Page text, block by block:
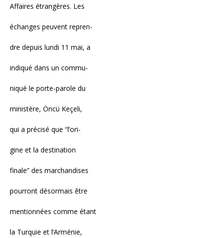
Affaires étrangères. Les
échanges peuvent repren-
dre depuis lundi 11 mai, a
indiqué dans un commu-
niqué le porte-parole du
ministère, Öncü Keçeli,
qui a précisé que “l’ori-
gine et la destination
finale” des marchandises
pourront désormais être
mentionnées comme étant
la Turquie et l’Arménie,